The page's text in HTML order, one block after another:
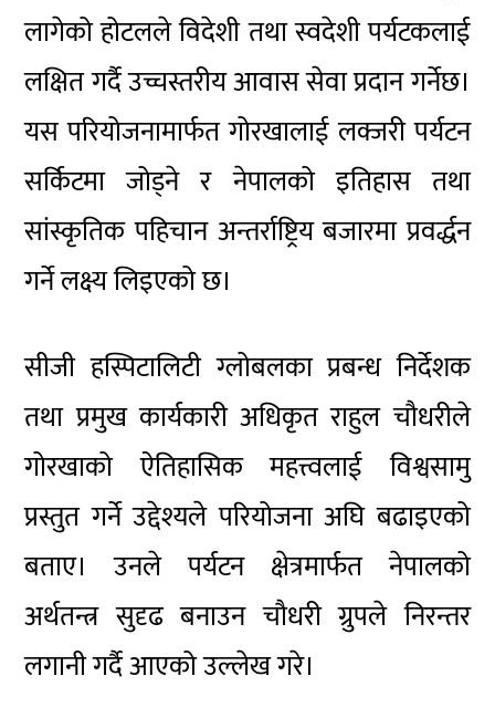
लागेको होटलले विदेशी तथा स्वदेशी पर्यटकलाई
लक्षित गर्दै उच्चस्तरीय आवास सेवा प्रदान गर्नेछ।
यस परियोजनामार्फत गोरखालाई लक्जरी पर्यटन
सर्किटमा जोड्ने र नेपालको इतिहास तथा
सांस्कृतिक पहिचान अन्तर्राष्ट्रिय बजारमा प्रवर्द्धन
गर्ने लक्ष्य लिइएको छ।
सीजी हस्पिटालिटी ग्लोबलका प्रबन्ध निर्देशक
तथा प्रमुख कार्यकारी अधिकृत राहुल चौधरीले
गोरखाको ऐतिहासिक महत्त्वलाई विश्वसामु
प्रस्तुत गर्ने उद्देश्यले परियोजना अघि बढाइएको
बताए। उनले पर्यटन क्षेत्रमार्फत नेपालको
अर्थतन्त्र सुदृढ बनाउन चौधरी ग्रुपले निरन्तर
लगानी गर्दै आएको उल्लेख गरे।